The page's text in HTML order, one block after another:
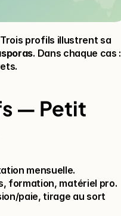
profils illustrent sa
. Dans chaque cas :
— Petit
mensuelle.
formation, matériel pro.
paie, tirage au sort